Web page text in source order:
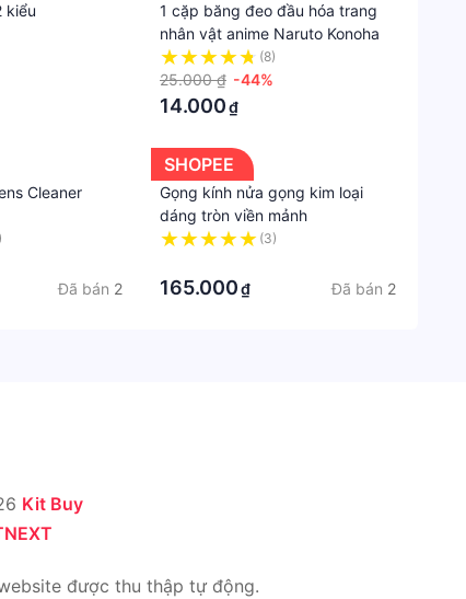
kiểu
1 cặp băng đeo đầu hóa trang
nhân vật anime Naruto Konoha
(8)
25.000 ₫ -44%
14.000₫
Cleaner
Đã bán 2
SHOPEE
Gọng kính nửa gọng kim loại
dáng tròn viền mảnh
(3)
165.000₫ Đã bán 2
Kit Buy
được thu thập tự động.